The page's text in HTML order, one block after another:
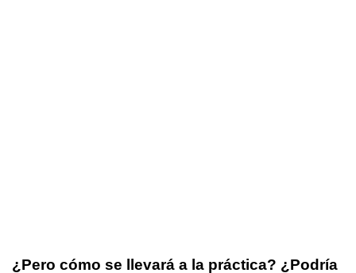
¿Pero cómo se llevará a la práctica? ¿Podría